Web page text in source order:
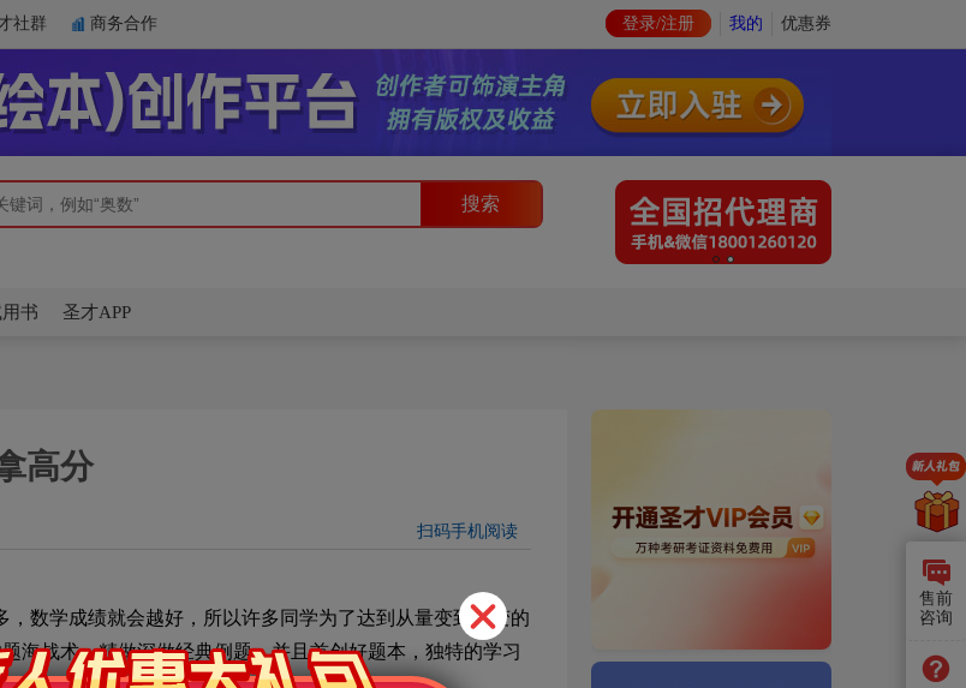
社群 商务合作 登录/注册 我的 优惠券
）
搜索
书 圣才APP
高分
扫码手机阅读
，数学成绩就会越好，所以许多同学为了达到从量变到质变的
海战术，精做深做经典例题，并且首创好题本，独特的学习
售前
咨询